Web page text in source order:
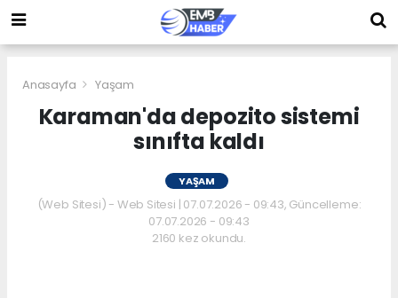
Anasayfa Yaşam
Karaman'da depozito sistemi
sınıfta kaldı
YAŞAM
(Web Sitesi) - Web Sitesi | 07.07.2026 - 09:43, Güncelleme:
07.07.2026 - 09:43
2160 kez okundu.